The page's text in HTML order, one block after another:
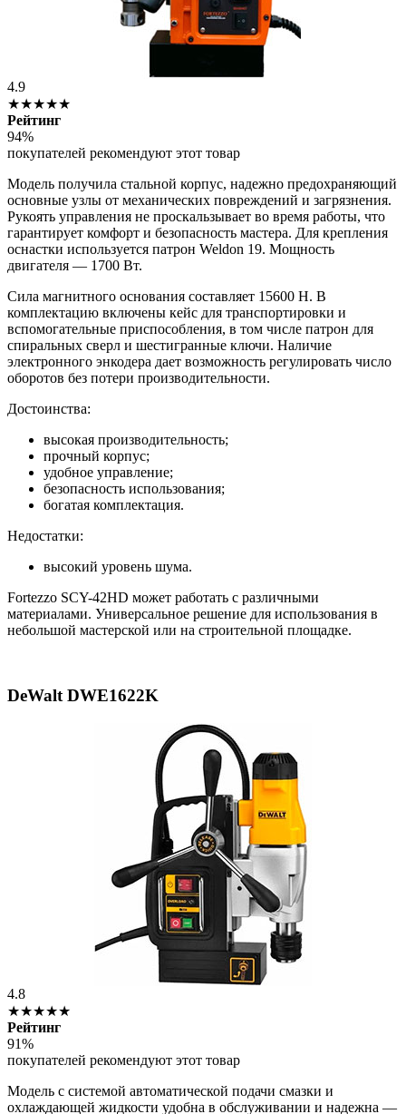
4.9
★★★★★
Рейтинг
94%
покупателей рекомендуют этот товар
Модель получила стальной корпус, надежно предохраняющий
основные узлы от механических повреждений и загрязнения.
Рукоять управления не проскальзывает во время работы, что
гарантирует комфорт и безопасность мастера. Для крепления
оснастки используется патрон Weldon 19. Мощность
двигателя — 1700 Вт.
Сила магнитного основания составляет 15600 H. В
комплектацию включены кейс для транспортировки и
вспомогательные приспособления, в том числе патрон для
спиральных сверл и шестигранные ключи. Наличие
электронного энкодера дает возможность регулировать число
оборотов без потери производительности.
Достоинства:
высокая производительность;
прочный корпус;
удобное управление;
безопасность использования;
богатая комплектация.
Недостатки:
высокий уровень шума.
Fortezzo SCY-42HD может работать с различными
материалами. Универсальное решение для использования в
небольшой мастерской или на строительной площадке.
DeWalt DWE1622K
4.8
★★★★★
Рейтинг
91%
покупателей рекомендуют этот товар
Модель с системой автоматической подачи смазки и
охлаждающей жидкости удобна в обслуживании и надежна —